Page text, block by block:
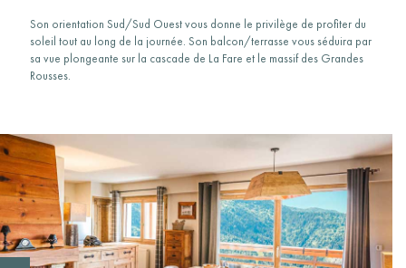
Son orientation Sud/Sud Ouest vous donne le privilège de profiter du
soleil tout au long de la journée. Son balcon/terrasse vous séduira par
sa vue plongeante sur la cascade de La Fare et le massif des Grandes
Rousses.